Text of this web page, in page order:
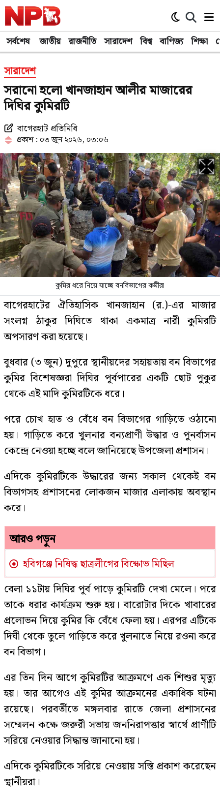
সর্বশেষ জাতীয় রাজনীতি সারাদেশ বিশ্ব বাণিজ্য শিক্ষা
সারাদেশ
সরানো হলো খানজাহান আলীর মাজারের
দিঘির কুমিরটি
বাগেরহাট প্রতিনিধি
প্রকাশ : ০৩ জুন ২০২৬, ০৩:০৬
কুমির ধরে নিয়ে যাচ্ছে বনবিভাগের কর্মীরা
বাগেরহাটের ঐতিহাসিক খানজাহান (র.)-এর মাজার
সংলগ্ন ঠাকুর দিঘিতে থাকা একমাত্র নারী কুমিরটি
অপসারণ করা হয়েছে।
বুধবার (৩ জুন) দুপুরে স্থানীয়দের সহায়তায় বন বিভাগের
কুমির বিশেষজ্ঞরা দিঘির পূর্বপারের একটি ছোট পুকুর
থেকে এই মাদি কুমিরটিকে ধরে।
পরে চোখ হাত ও বেঁধে বন বিভাগের গাড়িতে ওঠানো
হয়। গাড়িতে করে খুলনার বন্যপ্রাণী উদ্ধার ও পুনর্বাসন
কেন্দ্রে নেওয়া হচ্ছে বলে জানিয়েছে উপজেলা প্রশাসন।
এদিকে কুমিরটিকে উদ্ধারের জন্য সকাল থেকেই বন
বিভাগসহ প্রশাসনের লোকজন মাজার এলাকায় অবস্থান
করে।
আরও পড়ুন
হবিগঞ্জে নিষিদ্ধ ছাত্রলীগের বিক্ষোভ মিছিল
বেলা ১১টায় দিঘির পূর্ব পাড়ে কুমিরটি দেখা মেলে। পরে
তাকে ধরার কার্যক্রম শুরু হয়। বারোটার দিকে খাবারের
প্রলোভন দিয়ে কুমির কি বেঁধে ফেলা হয়। এরপর এটিকে
দিঘী থেকে তুলে গাড়িতে করে খুলনাতে নিয়ে রওনা করে
বন বিভাগ।
এর তিন দিন আগে কুমিরটির আক্রমণে এক শিশুর মৃত্যু
হয়। তার আগেও এই কুমির আক্রমনের একাধিক ঘটনা
রয়েছে। পরবর্তীতে মঙ্গলবার রাতে জেলা প্রশাসনের
সম্মেলন কক্ষে জরুরী সভায় জননিরাপত্তার স্বার্থে প্রাণীটি
সরিয়ে নেওয়ার সিদ্ধান্ত জানানো হয়।
এদিকে কুমিরটিকে সরিয়ে নেওয়ায় সস্তি প্রকাশ করেছেন
স্থানীয়রা।